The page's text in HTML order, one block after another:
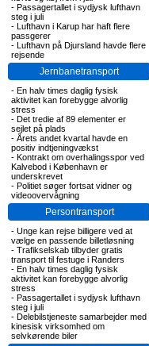
- Passagertallet i sydjysk lufthavn
steg i juli
- Lufthavn i Karup har haft flere
passgerer
- Lufthavn på Djursland havde flere
rejsende
Jernbanetransport
- En halv times daglig fysisk
aktivitet kan forebygge alvorlig
stress
- Det tredie af 89 elementer er
sejlet på plads
- Årets andet kvartal havde en
positiv indtjeningvækst
- Kontrakt om overhalingsspor ved
Kalvebod i København er
underskrevet
- Politiet søger fortsat vidner og
videoovervågning
Persontransport
- Unge kan rejse billigere ved at
vælge en passende billetløsning
- Trafikselskab tilbyder gratis
transport til festuge i Randers
- En halv times daglig fysisk
aktivitet kan forebygge alvorlig
stress
- Passagertallet i sydjysk lufthavn
steg i juli
- Delebilstjeneste samarbejder med
kinesisk virksomhed om
selvkørende biler